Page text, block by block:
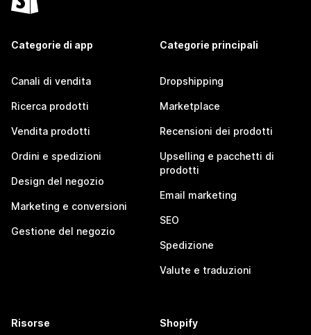
Categorie di app
Canali di vendita
Ricerca prodotti
Vendita prodotti
Ordini e spedizioni
Design del negozio
Marketing e conversioni
Gestione del negozio
Categorie principali
Dropshipping
Marketplace
Recensioni dei prodotti
Upselling e pacchetti di
prodotti
Email marketing
SEO
Spedizione
Valute e traduzioni
Risorse Shopify